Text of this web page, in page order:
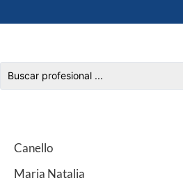
Canello
Maria Natalia